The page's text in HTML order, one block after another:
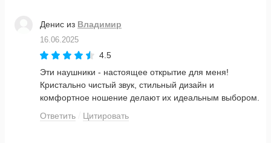
Денис из Владимир
16.06.2025
4.5
Эти наушники - настоящее открытие для меня!
Кристально чистый звук, стильный дизайн и
комфортное ношение делают их идеальным выбором.
Ответить
Цитировать